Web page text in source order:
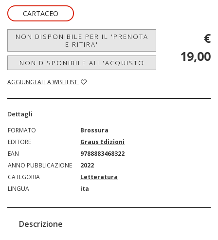
CARTACEO
NON DISPONIBILE PER IL 'PRENOTA
E RITIRA'
NON DISPONIBILE ALL'ACQUISTO
AGGIUNGI ALLA WISHLIST
€
19,00
Dettagli
FORMATO
Brossura
EDITORE
Graus Edizioni
EAN
9788883468322
ANNO PUBBLICAZIONE
2022
CATEGORIA
Letteratura
LINGUA
ita
Descrizione